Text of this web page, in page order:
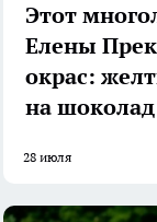
Этот
Елены
окрас:
на
28 июля